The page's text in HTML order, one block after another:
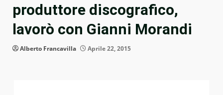
produttore discografico,
lavorò con Gianni Morandi
Alberto Francavilla Aprile 22, 2015